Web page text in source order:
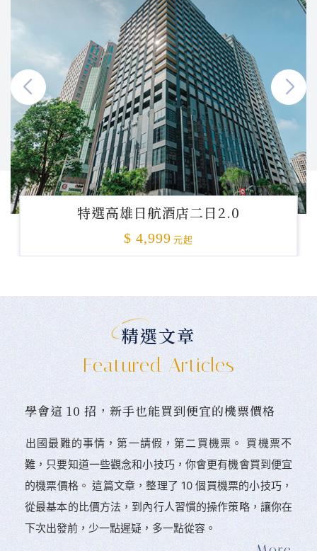
特選高雄日航酒店二日2.0
$ 4,999 元起
精選文章
Featured Articles
學會這 10 招，新手也能買到便宜的機票價格
󠀠出國最難的事情，第一請假，第二買機票。 󠀠買機票不
難，只要知道一些觀念和小技巧，你會更有機會買到便宜
的機票價格。 這篇文章，整理了 10 個買機票的小技巧，
從最基本的比價方法，到內行人習慣的操作策略，讓你在
下次出發前，少一點遲疑，多一點從容。